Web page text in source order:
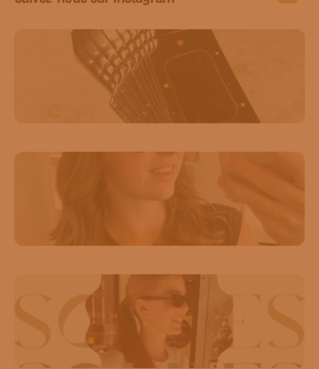
17
🚨 Alerte éclipse 🚨 Pour l'éclipse de ce 12 août,
venez chercher vos lunettes pour en profiter en toute
securité 🤗☀️🕶️
✨ LES SOLDES CONTINUENT ! ✨ Craquez pour
une sélection de lunettes de créateurs à prix
Chloé : 314,60 € au lieu de 392 € (−20 %) 3.
Cutler and Gross : 217,80 € au lieu de 363 € (−40
%) 4. Cutler and Gross feat. The Great Frog : 286
€ au lieu de 572 € (−50 %) 5. Linda Farrow :
346,50 € au lieu de 693 € (−50 %) 6. Anna-Karin
✨ LES SOLDES SONT LÀ ! ✨ C’est le moment de
vous faire plaisir avec une sélection de pièces de
grandes maisons à prix réduits. 🤍 🔥 Remises de